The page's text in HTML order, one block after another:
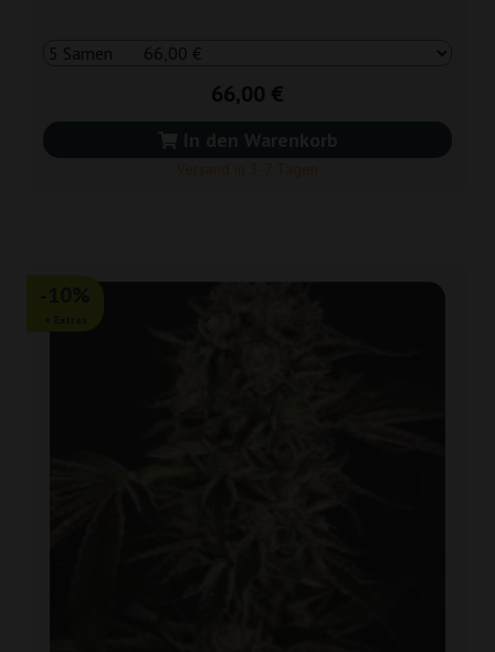
66,00 €
In den Warenkorb
Versand in 3-7 Tagen